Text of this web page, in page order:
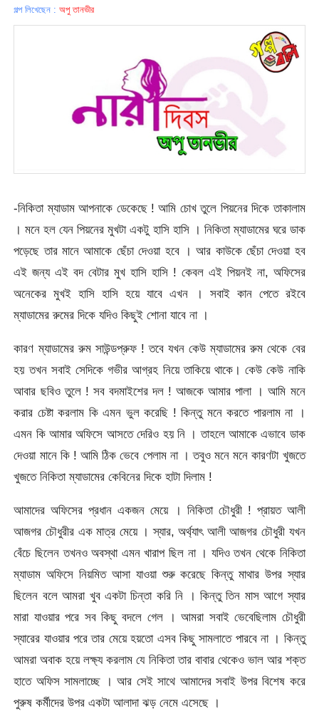
গল্প লিখেছেন :অপু তানভীর
-নিকিতা ম্যাডাম আপনাকে ডেকেছে ! আমি চোখ তুলে পিয়নের দিকে তাকালাম
। মনে হল যেন পিয়নের মুখটা একটু হাসি হাসি । নিকিতা ম্যাডামের ঘরে ডাক
পড়েছে তার মানে আমাকে ছেঁচা দেওয়া হবে । আর কাউকে ছেঁচা দেওয়া হব
এই জন্য এই বদ বেটার মুখ হাসি হাসি ! কেবল এই পিয়নই না, অফিসের
অনেকের মুখই হাসি হাসি হয়ে যাবে এখন । সবাই কান পেতে রইবে
ম্যাডামের রুমের দিকে যদিও কিছুই শোনা যাবে না ।
কারণ ম্যাডামের রুম সাউন্ডপ্রুফ ! তবে যখন কেউ ম্যাডামের রুম থেকে বের
হয় তখন সবাই সেদিকে গভীর আগ্রহ নিয়ে তাকিয়ে থাকে। কেউ কেউ নাকি
আবার ছবিও তুলে ! সব বদমাইশের দল ! আজকে আমার পালা । আমি মনে
করার চেষ্টা করলাম কি এমন ভুল করেছি ! কিন্তু মনে করতে পারলাম না ।
এমন কি আমার অফিসে আসতে দেরিও হয় নি । তাহলে আমাকে এভাবে ডাক
দেওয়া মানে কি ! আমি ঠিক ভেবে পেলাম না । তবুও মনে মনে কারণটা খুজতে
খুজতে নিকিতা ম্যাডামের কেবিনের দিকে হাটা দিলাম !
আমাদের অফিসের প্রধান একজন মেয়ে । নিকিতা চৌধুরী ! প্রায়ত আলী
আজগর চৌধুরীর এক মাত্র মেয়ে । স্যার, অর্থ্যাৎ আলী আজগর চৌধুরী যখন
বেঁচে ছিলেন তখনও অবস্থা এমন খারাপ ছিল না । যদিও তখন থেকে নিকিতা
ম্যাডাম অফিসে নিয়মিত আসা যাওয়া শুরু করেছে কিন্তু মাথার উপর স্যার
ছিলেন বলে আমরা খুব একটা চিন্তা করি নি । কিন্তু তিন মাস আগে স্যার
মারা যাওয়ার পরে সব কিছু বদলে গেল । আমরা সবাই ভেবেছিলাম চৌধুরী
স্যারের যাওয়ার পরে তার মেয়ে হয়তো এসব কিছু সামলাতে পারবে না । কিন্তু
আমরা অবাক হয়ে লক্ষ্য করলাম যে নিকিতা তার বাবার থেকেও ভাল আর শক্ত
হাতে অফিস সামলাচ্ছে । আর সেই সাথে আমাদের সবাই উপর বিশেষ করে
পুরুষ কর্মীদের উপর একটা আলাদা ঝড় নেমে এসেছে ।